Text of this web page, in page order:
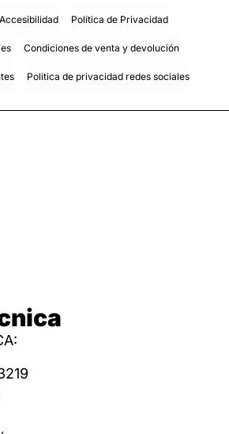
Accesibilidad Política de Privacidad
Condiciones de venta y devolución
Politica de privacidad redes sociales